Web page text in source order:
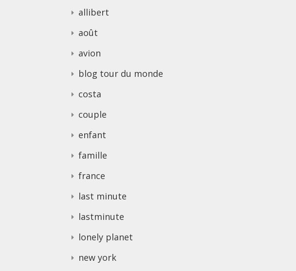
allibert
août
avion
blog tour du monde
costa
couple
enfant
famille
france
last minute
lastminute
lonely planet
new york